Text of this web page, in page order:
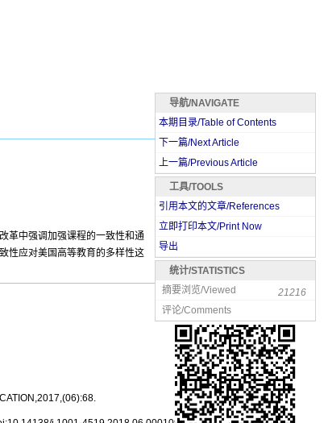
革中强调加强课程的一致性和通
性应对美国高等教育的多样性这
导航/NAVIGATE
本期目录/Table of Contents
下一篇/Next Article
上一篇/Previous Article
工具/TOOLS
引用本文的文章/References
立即打印本文/Print Now
导出
统计/STATISTICS
摘要浏览/Viewed
21216
评论/Comments